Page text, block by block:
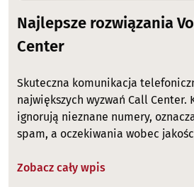
Najlepsze rozwiązania
Center
Skuteczna komunikacja
największych wyzwań Call Center.
ignorują nieznane numery,
spam, a oczekiwania wobec
Zobacz cały wpis